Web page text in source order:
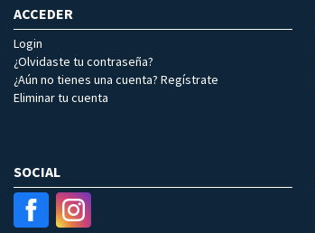
ACCEDER
Login
¿Olvidaste tu contraseña?
¿Aún no tienes una cuenta? Regístrate
Eliminar tu cuenta
SOCIAL